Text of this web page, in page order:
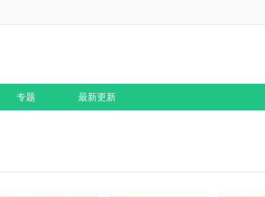
专题 最新更新